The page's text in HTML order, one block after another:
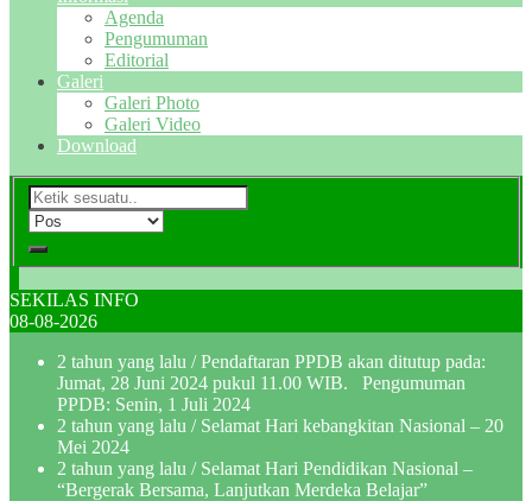
Agenda
Pengumuman
Editorial
Galeri
Galeri Photo
Galeri Video
Download
SEKILAS INFO
08-08-2026
2 tahun yang lalu / Pendaftaran PPDB akan ditutup pada:
Jumat, 28 Juni 2024 pukul 11.00 WIB. Pengumuman
PPDB: Senin, 1 Juli 2024
2 tahun yang lalu / Selamat Hari kebangkitan Nasional – 20
Mei 2024
2 tahun yang lalu / Selamat Hari Pendidikan Nasional –
“Bergerak Bersama, Lanjutkan Merdeka Belajar”